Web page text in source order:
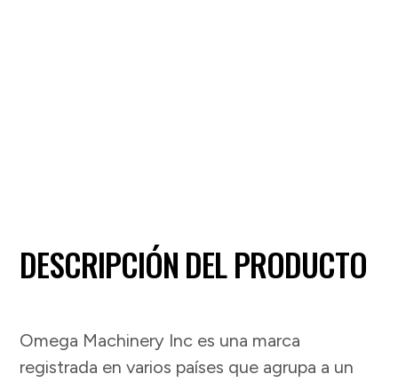
DESCRIPCIÓN DEL PRODUCTO
Omega Machinery Inc es una marca
registrada en varios países que agrupa a un